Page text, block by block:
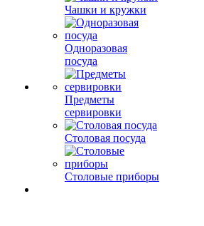
Чашки и кружки
Одноразовая
посуда
Предметы
сервировки
Столовая посуда
Столовые приборы